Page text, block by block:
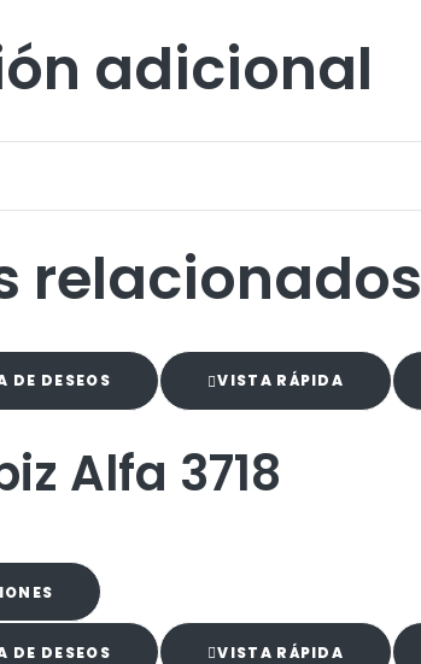
adicional
relacionados
DE DESEOS VISTA RÁPIDA
Alfa 3718
DE DESEOS VISTA RÁPIDA